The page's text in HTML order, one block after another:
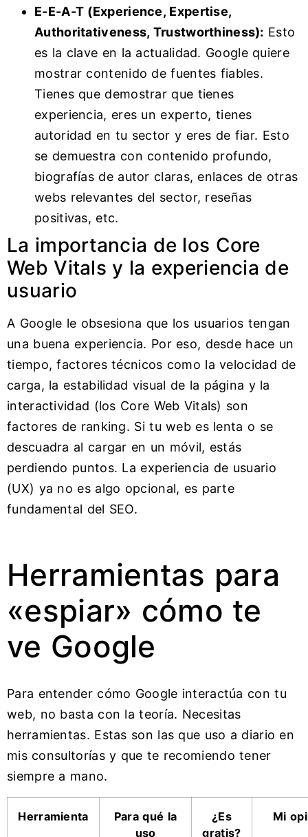
E-E-A-T (Experience, Expertise,
Authoritativeness, Trustworthiness): Esto
es la clave en la actualidad. Google quiere
mostrar contenido de fuentes fiables.
Tienes que demostrar que tienes
experiencia, eres un experto, tienes
autoridad en tu sector y eres de fiar. Esto
se demuestra con contenido profundo,
biografías de autor claras, enlaces de otras
webs relevantes del sector, reseñas
positivas, etc.
La importancia de los Core
Web Vitals y la experiencia de
usuario
A Google le obsesiona que los usuarios tengan
una buena experiencia. Por eso, desde hace un
tiempo, factores técnicos como la velocidad de
carga, la estabilidad visual de la página y la
interactividad (los Core Web Vitals) son
factores de ranking. Si tu web es lenta o se
descuadra al cargar en un móvil, estás
perdiendo puntos. La experiencia de usuario
(UX) ya no es algo opcional, es parte
fundamental del SEO.
Herramientas para
«espiar» cómo te
ve Google
Para entender cómo Google interactúa con tu
web, no basta con la teoría. Necesitas
herramientas. Estas son las que uso a diario en
mis consultorías y que te recomiendo tener
siempre a mano.
Herramienta
Para qué la
uso
¿Es
gratis?
Mi